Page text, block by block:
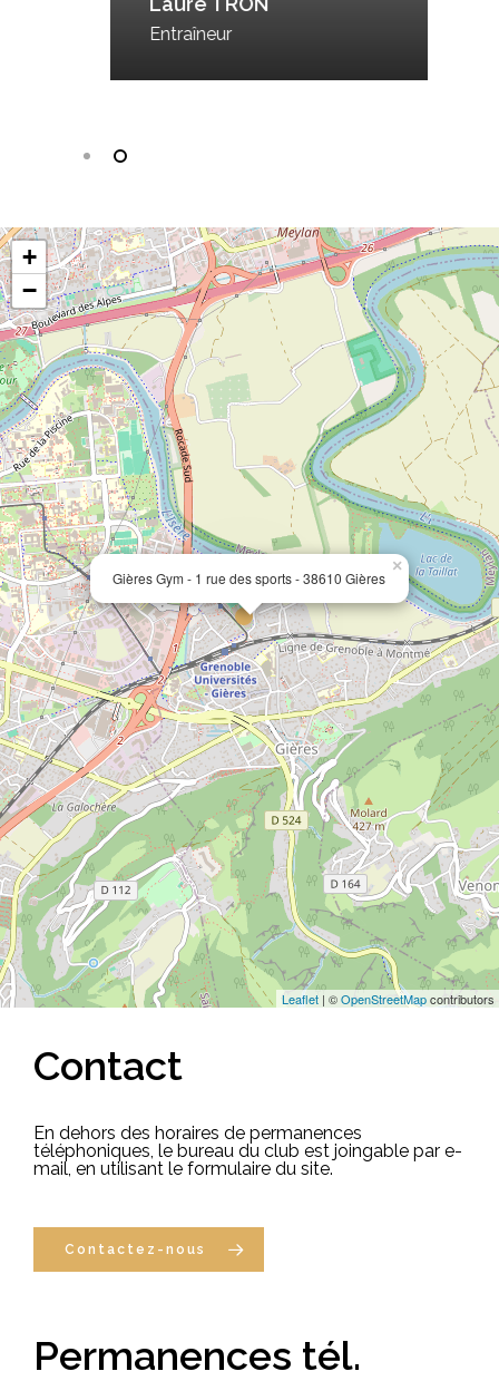
Entraîneur
Gières Gym - 1 rue des sports - 38610 Gières
×
+
−
Leaflet | ©OpenStreetMapcontributors
Contact
En dehors des horaires de permanences
téléphoniques, le bureau du club est joingable par e-
mail, en utilisant le formulaire du site.
Contactez-nous
Permanences tél.